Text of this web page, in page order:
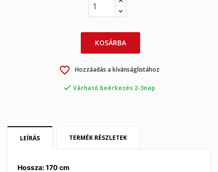
KOSÁRBA
favorite_border Hozzáadás a kívánságlistához
 Várható beérkezés 2-3nap
LEÍRÁS TERMÉK RÉSZLETEK
Hossza: 170 cm
My wishlists
Kívánságlista létrehozása
Mégsem
Bejelentkezés